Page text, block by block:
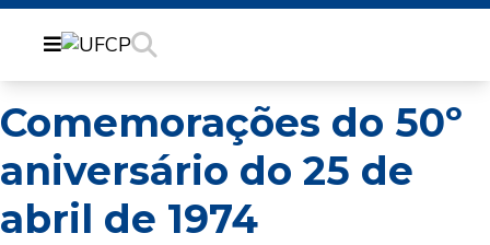
Comemorações do 50º
aniversário do 25 de
abril de 1974